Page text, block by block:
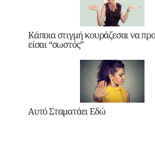
Κάποια στιγμή κουράζεσαι να
είσαι “σωστός”
Αυτό Σταματάει Εδώ